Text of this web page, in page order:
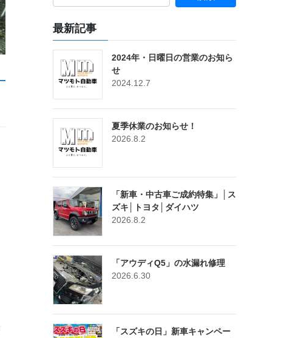
最新記事
2024年・日曜日の営業のお知ら
せ
2024.12.7
夏季休業のお知らせ！
2026.8.2
「新車・中古車ご成約特集」│ス
ズキ│トヨタ│ダイハツ
2026.8.2
「アウディQ5」の水漏れ修理
2026.6.30
「スズキの日」新車キャンペー